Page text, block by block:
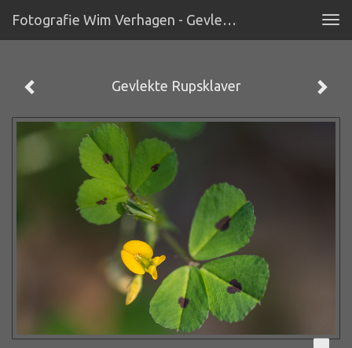
Fotografie Wim Verhagen - Gevlekte Rupsklaver
Gevlekte Rupsklaver